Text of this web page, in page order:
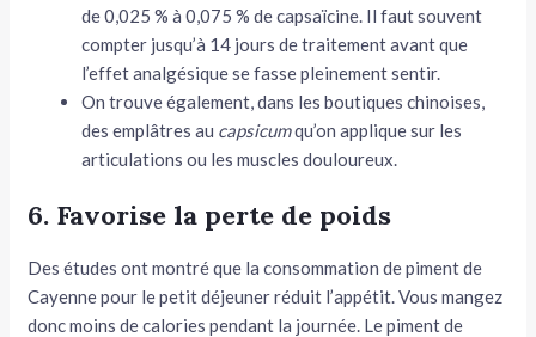
de 0,025 % à 0,075 % de capsaïcine. Il faut souvent
compter jusqu’à 14 jours de traitement avant que
l’effet analgésique se fasse pleinement sentir.
On trouve également, dans les boutiques chinoises,
des emplâtres au capsicumqu’on applique sur les
articulations ou les muscles douloureux.
6. Favorise la perte de poids
Des études ont montré que la consommation de piment de
Cayenne pour le petit déjeuner réduit l’appétit. Vous mangez
donc moins de calories pendant la journée. Le piment de